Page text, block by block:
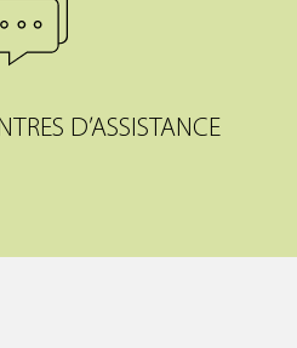
D’ASSISTANCE